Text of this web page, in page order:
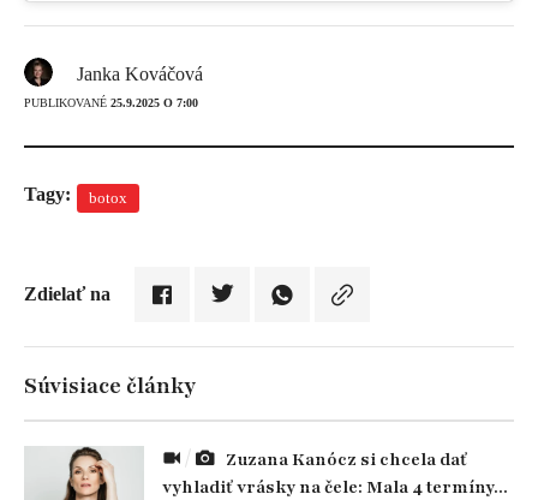
Janka Kováčová
PUBLIKOVANÉ 25.9.2025 O 7:00
Tagy: botox
Zdielať na
Súvisiace články
vyhladiť vrásky na čele: Mala 4 termíny...